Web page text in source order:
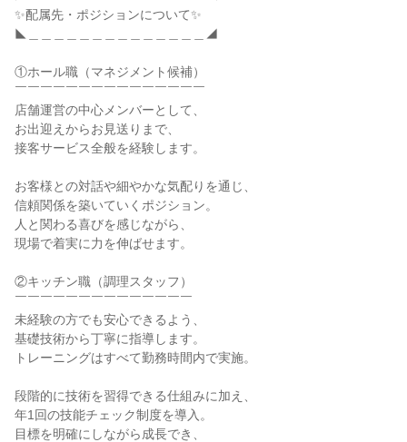
✨配属先・ポジションについて✨
◣＿＿＿＿＿＿＿＿＿＿＿＿＿＿◢
①ホール職（マネジメント候補）
￣￣￣￣￣￣￣￣￣￣￣￣￣￣￣
店舗運営の中心メンバーとして、
お出迎えからお見送りまで、
接客サービス全般を経験します。
お客様との対話や細やかな気配りを通じ、
信頼関係を築いていくポジション。
人と関わる喜びを感じながら、
現場で着実に力を伸ばせます。
②キッチン職（調理スタッフ）
￣￣￣￣￣￣￣￣￣￣￣￣￣￣
未経験の方でも安心できるよう、
基礎技術から丁寧に指導します。
トレーニングはすべて勤務時間内で実施。
段階的に技術を習得できる仕組みに加え、
年1回の技能チェック制度を導入。
目標を明確にしながら成長でき、